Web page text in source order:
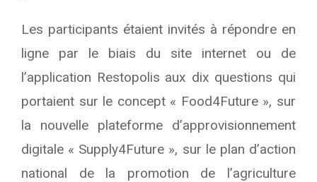
Les participants étaient invités à répondre en
ligne par le biais du site internet ou de
l’application Restopolis aux dix questions qui
portaient sur le concept « Food4Future », sur
la nouvelle plateforme d’approvisionnement
digitale « Supply4Future », sur le plan d’action
national de la promotion de l’agriculture